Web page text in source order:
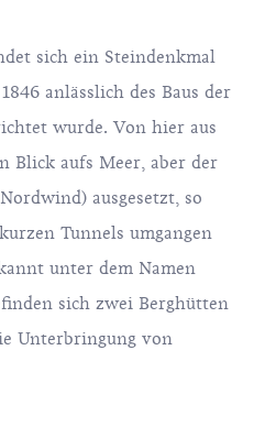
sich ein Steindenkmal
anlässlich des Baus der
wurde. Von hier aus
Blick aufs Meer, aber der
ausgesetzt, so
Tunnels umgangen
unter dem Namen
sich zwei Berghütten
Unterbringung von